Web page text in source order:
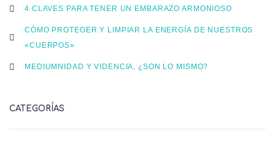
4 CLAVES PARA TENER UN EMBARAZO ARMONIOSO
CÓMO PROTEGER Y LIMPIAR LA ENERGÍA DE NUESTROS
«CUERPOS»
MEDIUMNIDAD Y VIDENCIA, ¿SON LO MISMO?
CATEGORÍAS